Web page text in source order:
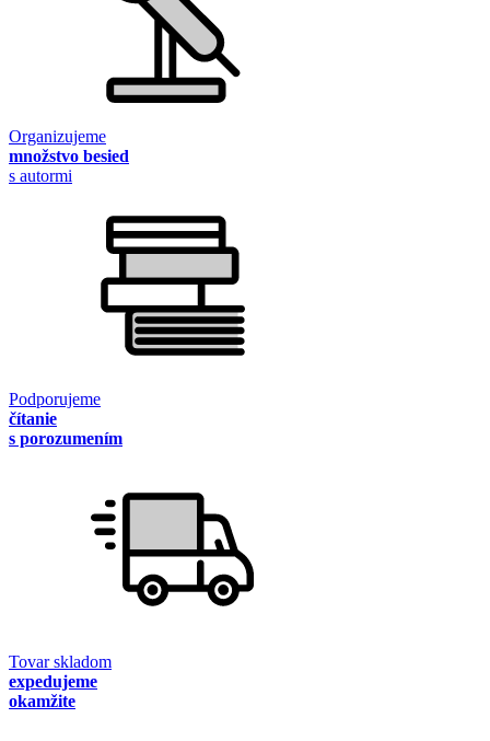
Organizujeme
množstvo besied
s autormi
Podporujeme
čítanie
s porozumením
Tovar skladom
expedujeme
okamžite